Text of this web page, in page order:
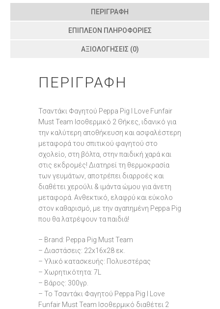
ΠΕΡΙΓΡΑΦΉ
ΕΠΙΠΛΈΟΝ ΠΛΗΡΟΦΟΡΊΕΣ
ΑΞΙΟΛΟΓΉΣΕΙΣ (0)
ΠΕΡΙΓΡΑΦΉ
Τσαντάκι Φαγητού Peppa Pig I Love Funfair
Must Team Ισοθερμικό 2 Θήκες, ιδανικό για
την καλύτερη αποθήκευση και ασφαλέστερη
μεταφορά του σπιτικού φαγητού στο
σχολείο, στη βόλτα, στην παιδική χαρά και
στις εκδρομές! Διατηρεί τη θερμοκρασία
των γευμάτων, αποτρέπει διαρροές και
διαθέτει χερούλι & ιμάντα ώμου για άνετη
μεταφορά. Ανθεκτικό, ελαφρύ και εύκολο
στον καθαρισμό, με την αγαπημένη Peppa Pig
που θα λατρέψουν τα παιδιά!
– Brand: Peppa Pig Must Team
– Διαστάσεις: 22x16x28 εκ.
– Υλικό κατασκευής: Πολυεστέρας
– Χωρητικότητα: 7L
– Βάρος: 300γρ.
– Το Τσαντάκι Φαγητού Peppa Pig I Love
Funfair Must Team Ισοθερμικό διαθέτει 2